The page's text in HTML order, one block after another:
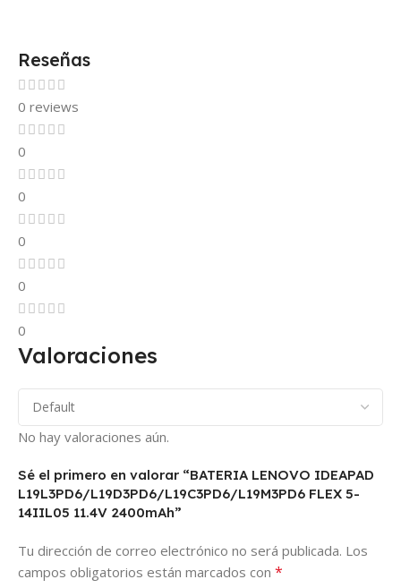
Reseñas
0 reviews
0
0
0
0
0
Valoraciones
No hay valoraciones aún.
Sé el primero en valorar “BATERIA LENOVO IDEAPAD
L19L3PD6/L19D3PD6/L19C3PD6/L19M3PD6 FLEX 5-
14IIL05 11.4V 2400mAh”
Tu dirección de correo electrónico no será publicada. Los
campos obligatorios están marcados con *